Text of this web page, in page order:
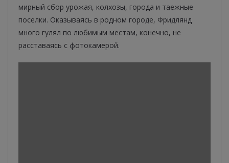
мирный сбор урожая, колхозы, города и таежные
поселки. Оказываясь в родном городе, Фридлянд
много гулял по любимым местам, конечно, не
расставаясь с фотокамерой.